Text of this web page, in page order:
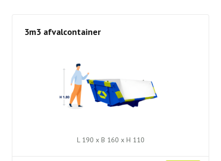
3m3 afvalcontainer
L 190 x B 160 x H 110